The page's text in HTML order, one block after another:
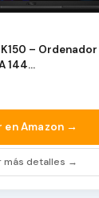
–
144…
en Amazon →
más detalles →